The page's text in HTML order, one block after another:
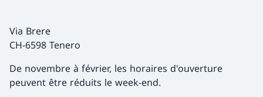
Via Brere
CH-6598 Tenero
De novembre à février, les horaires d'ouverture
peuvent être réduits le week-end.